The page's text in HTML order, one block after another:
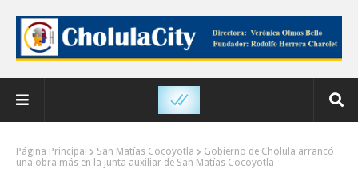
Página Principal San Matías Cocoyotla
Gobierno de Cholula arrancó
una obra más en la junta auxiliar de San Matías Cocoyotla